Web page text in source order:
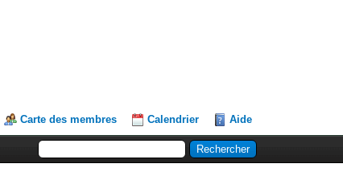
Carte des membres Calendrier Aide